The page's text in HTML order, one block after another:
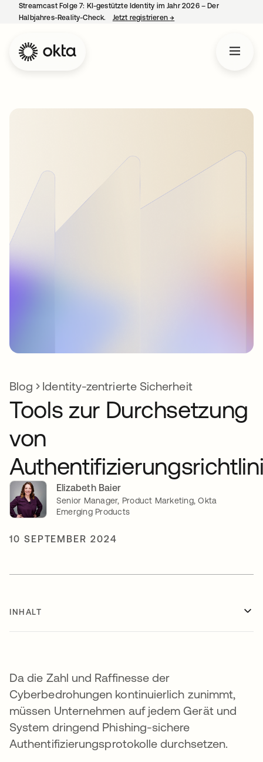
Streamcast Folge 7: KI-gestützte Identity im Jahr 2026 – Der
Halbjahres-Reality-Check.
Jetzt registrieren→
Blog Identity-zentrierte Sicherheit
Tools zur Durchsetzung
von
Elizabeth Baier
Senior Manager, Product Marketing, Okta
Emerging Products
10 SEPTEMBER 2024
INHALT
Da die Zahl und Raffinesse der
Cyberbedrohungen kontinuierlich zunimmt,
müssen Unternehmen auf jedem Gerät und
System dringend Phishing-sichere
Authentifizierungsprotokolle durchsetzen.